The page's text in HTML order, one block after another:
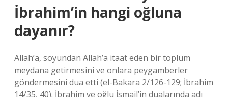
İbrahim’in hangi oğluna
dayanır?
Allah’a, soyundan Allah’a itaat eden bir toplum
meydana getirmesini ve onlara peygamberler
göndermesini dua etti (el-Bakara 2/126-129; İbrahim
14/35, 40). İbrahim ve oğlu İsmail’in dualarında adı